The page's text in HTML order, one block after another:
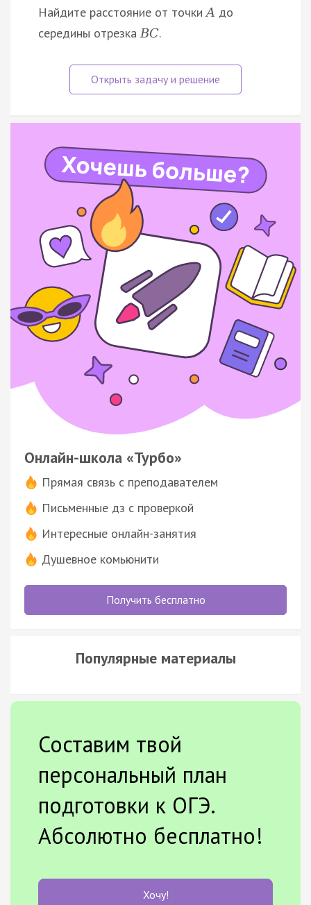
Найдите расстояние от точкиA до
середины отрезкаBC.
Онлайн-школа «Турбо»
Прямая связь с преподавателем
Письменные дз с проверкой
Интересные онлайн-занятия
Душевное комьюнити
Получить бесплатно
Популярные материалы
Составим твой
персональный план
подготовки к ОГЭ.
Абсолютно бесплатно!
Хочу!